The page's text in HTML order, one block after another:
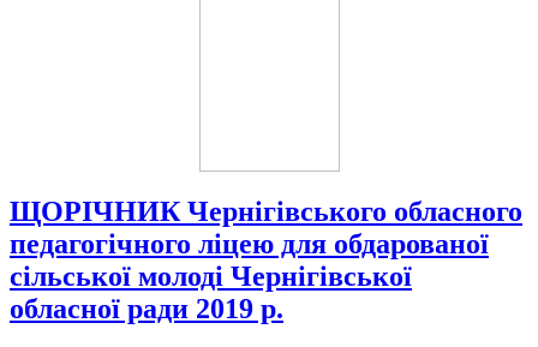
ЩОРІЧНИК Чернігівського обласного
педагогічного ліцею для обдарованої
сільської молоді Чернігівської
обласної ради 2019 р.